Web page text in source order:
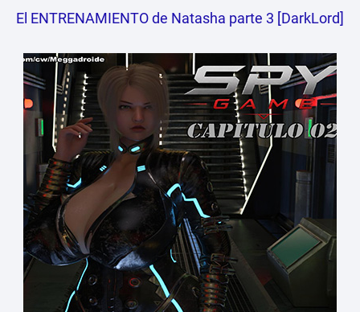
El ENTRENAMIENTO de Natasha parte 3 [DarkLord]